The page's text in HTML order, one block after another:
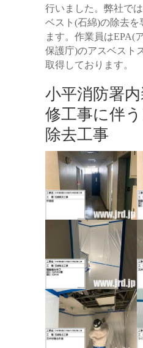
行いました。弊社で
ベスト(石綿)の除去を
ます。作業員はEPA(
保護庁)のアスベスト
取得しております。
小平消防署
修工事に伴
除去工事